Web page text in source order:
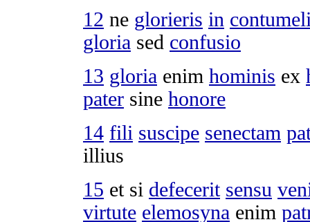
12 ne glorieris in
gloria sed confusio
13 gloria enim hominis ex
pater sine honore
14 fili suscipe senectam
illius
15 et si defecerit sensu
virtute elemosyna enim